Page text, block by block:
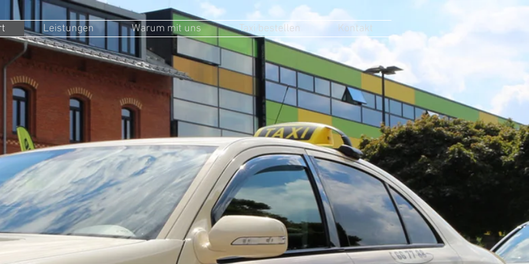
Leistungen Warum mit uns Taxi bestellen Kontakt